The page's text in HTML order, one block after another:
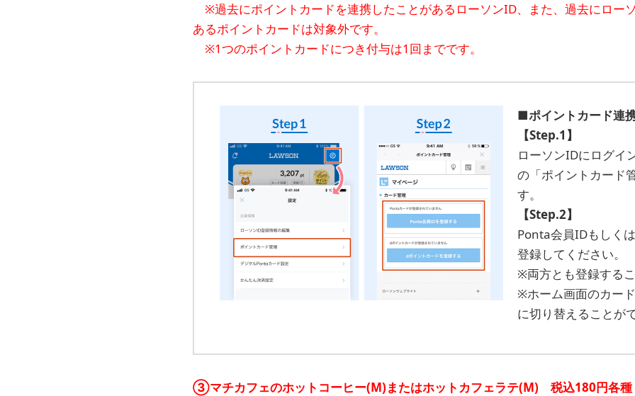
※過去にポイントカードを連携したことがあるローソンID、また、過去にロー
あるポイントカードは対象外です。
※1つのポイントカードにつき付与は1回までです。
■ポイントカード連
【Step.1】
ローソンIDにログイ
の「ポイントカード
す。
【Step.2】
Ponta会員IDもしく
登録してください。
※両方とも登録するこ
※ホーム画面のカー
に切り替えることが
③マチカフェのホットコーヒー(M)またはホットカフェラテ(M) 税込180円各